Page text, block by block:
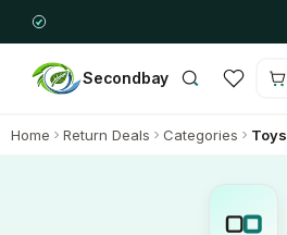
Secondbay
Cart is empty
Home Return Deals Categories Toys